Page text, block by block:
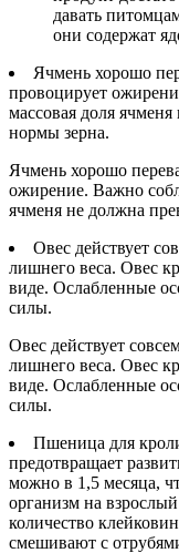
давать
они содержат
Ячмень хорошо
провоцирует
массовая доля
нормы зерна.
Ячмень хорошо
ожирение. Важно
ячменя не должна
Овес действует
лишнего веса. Овес
виде. Ослабленные
силы.
Овес действует
лишнего веса. Овес
виде. Ослабленные
силы.
Пшеница для
предотвращает
можно в 1,5 месяца,
организм на
количество
смешивают с